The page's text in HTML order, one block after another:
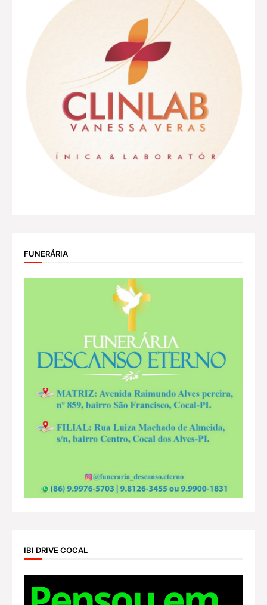
FUNERÁRIA
IBI DRIVE COCAL